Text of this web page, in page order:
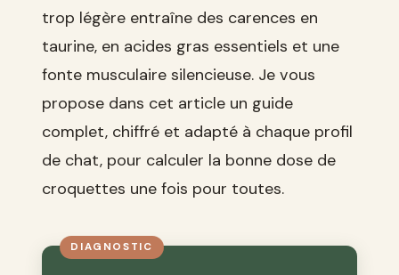
trop légère entraîne des carences en
taurine, en acides gras essentiels et une
fonte musculaire silencieuse. Je vous
propose dans cet article un guide
complet, chiffré et adapté à chaque profil
de chat, pour calculer la bonne dose de
croquettes une fois pour toutes.